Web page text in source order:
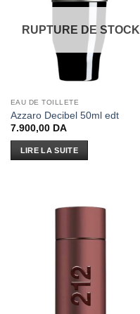
RUPTURE DE STOCK
EAU DE TOILLETE
Azzaro Decibel 50ml edt
7.900,00 DA
LIRE LA SUITE